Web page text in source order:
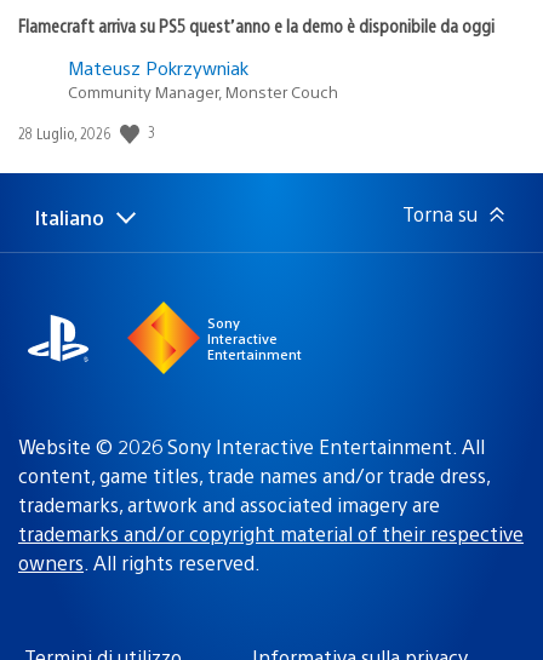
Flamecraft arriva su PS5 quest’anno e la demo è disponibile da oggi
Mateusz Pokrzywniak
Community Manager, Monster Couch
Data
pubblicazione:
28 Luglio, 2026 3
Seleziona
Regione
Italiano Torna su
Sony
Interactive
Entertainment
Website © 2026 Sony Interactive Entertainment. All
content, game titles, trade names and/or trade dress,
trademarks, artwork and associated imagery are
trademarks and/or copyright material of their respective
owners. All rights reserved.